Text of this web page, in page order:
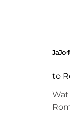
JaJo-
to